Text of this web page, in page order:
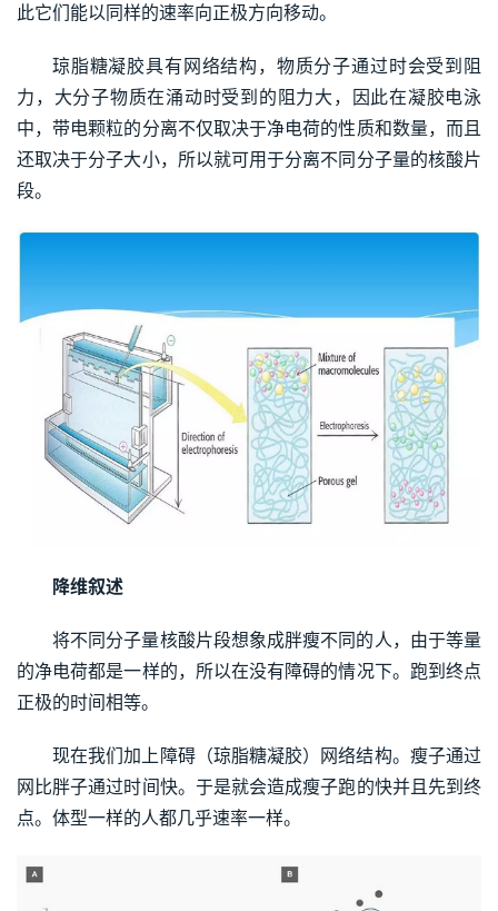
此它们能以同样的速率向正极方向移动。
琼脂糖凝胶具有网络结构，物质分子通过时会受到阻
力，大分子物质在涌动时受到的阻力大，因此在凝胶电泳
中，带电颗粒的分离不仅取决于净电荷的性质和数量，而且
还取决于分子大小，所以就可用于分离不同分子量的核酸片
段。
降维叙述
将不同分子量核酸片段想象成胖瘦不同的人，由于等量
的净电荷都是一样的，所以在没有障碍的情况下。跑到终点
正极的时间相等。
现在我们加上障碍（琼脂糖凝胶）网络结构。瘦子通过
网比胖子通过时间快。于是就会造成瘦子跑的快并且先到终
点。体型一样的人都几乎速率一样。